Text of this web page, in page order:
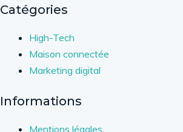
Catégories
High-Tech
Maison connectée
Marketing digital
Informations
Mentions légales